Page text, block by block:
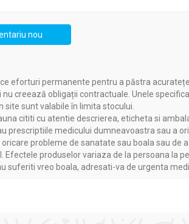
este recunoscut la nivel național pentru
sensibilă. Compania continuă să
nou
eforturi permanente pentru a păstra
creează obligații contractuale. Unele
site sunt valabile în limita stocului.
cititi cu atentie descrierea, eticheta si
prescriptiile medicului dumneavoastra sau a
probleme de sanatate sau boala sau
Efectele produselor variaza de la persoana la
suferiti vreo boala, adresati-va de urgenta